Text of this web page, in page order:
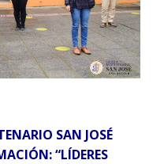
SAN JOSÉ
“LÍDERES